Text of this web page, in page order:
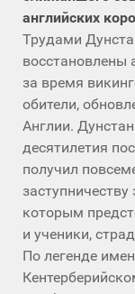
английских
Трудами
восстановлены
за время
обители,
Англии.
десятилетия
получил
которым
и ученики,
По легенде